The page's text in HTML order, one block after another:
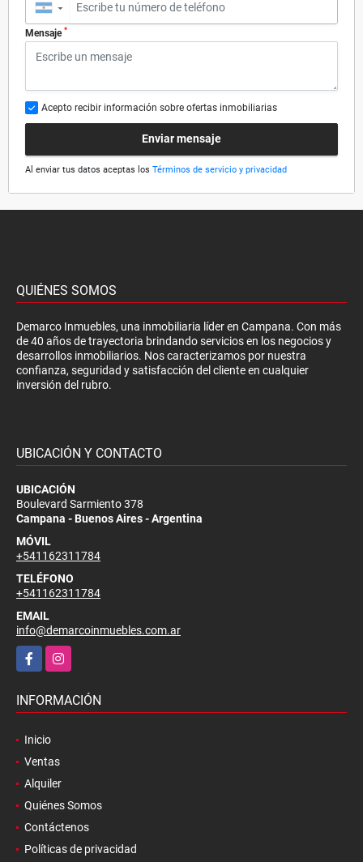
▼
Mensaje *
Acepto recibir información sobre ofertas inmobiliarias
Enviar mensaje
Al enviar tus datos aceptas los Términos de servicio y privacidad
QUIÉNES SOMOS
Demarco Inmuebles, una inmobiliaria líder en Campana. Con más
de 40 años de trayectoria brindando servicios en los negocios y
desarrollos inmobiliarios. Nos caracterizamos por nuestra
confianza, seguridad y satisfacción del cliente en cualquier
inversión del rubro.
UBICACIÓN Y CONTACTO
UBICACIÓN
Boulevard Sarmiento 378
Campana - Buenos Aires - Argentina
MÓVIL
+541162311784
TELÉFONO
+541162311784
EMAIL
info@demarcoinmuebles.com.ar
FacebookInstagram
INFORMACIÓN
Inicio
Ventas
Alquiler
Quiénes Somos
Contáctenos
Políticas de privacidad